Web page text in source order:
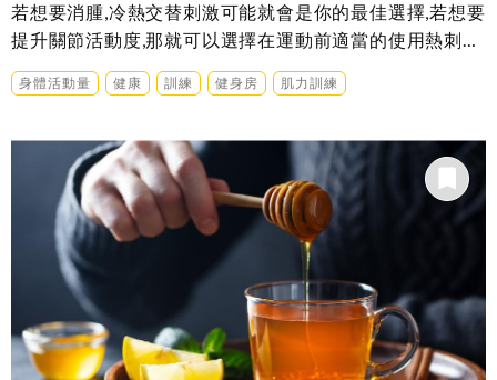
若想要消腫,冷熱交替刺激可能就會是你的最佳選擇,若想要
提升關節活動度,那就可以選擇在運動前適當的使用熱刺
激……
身體活動量 健康 訓練 健身房 肌力訓練